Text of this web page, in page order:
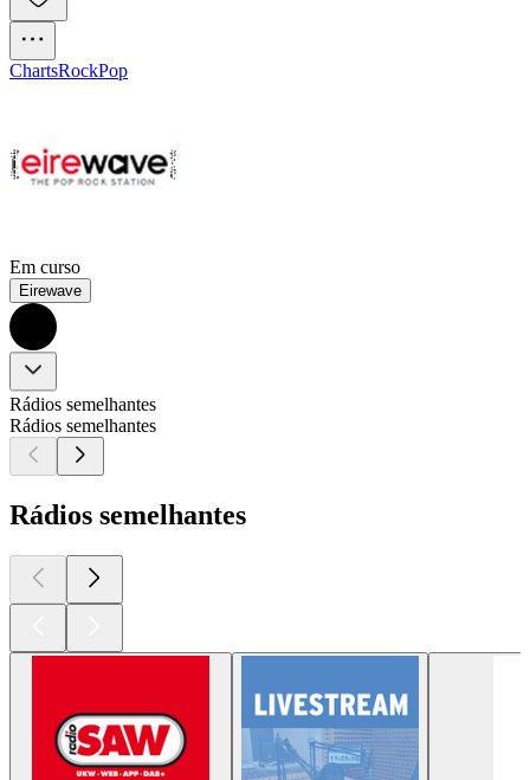
ChartsRockPop
Em curso
Eirewave
Rádios semelhantes
Rádios semelhantes
Rádios semelhantes